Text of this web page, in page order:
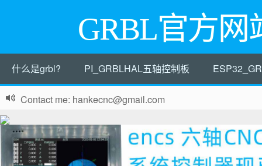
GRBL官方网
什么是grbl? PI_GRBLHAL五轴控制板
Contact me: hankecnc@gmail.com